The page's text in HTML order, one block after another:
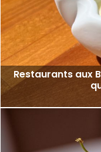
Restaurants aux